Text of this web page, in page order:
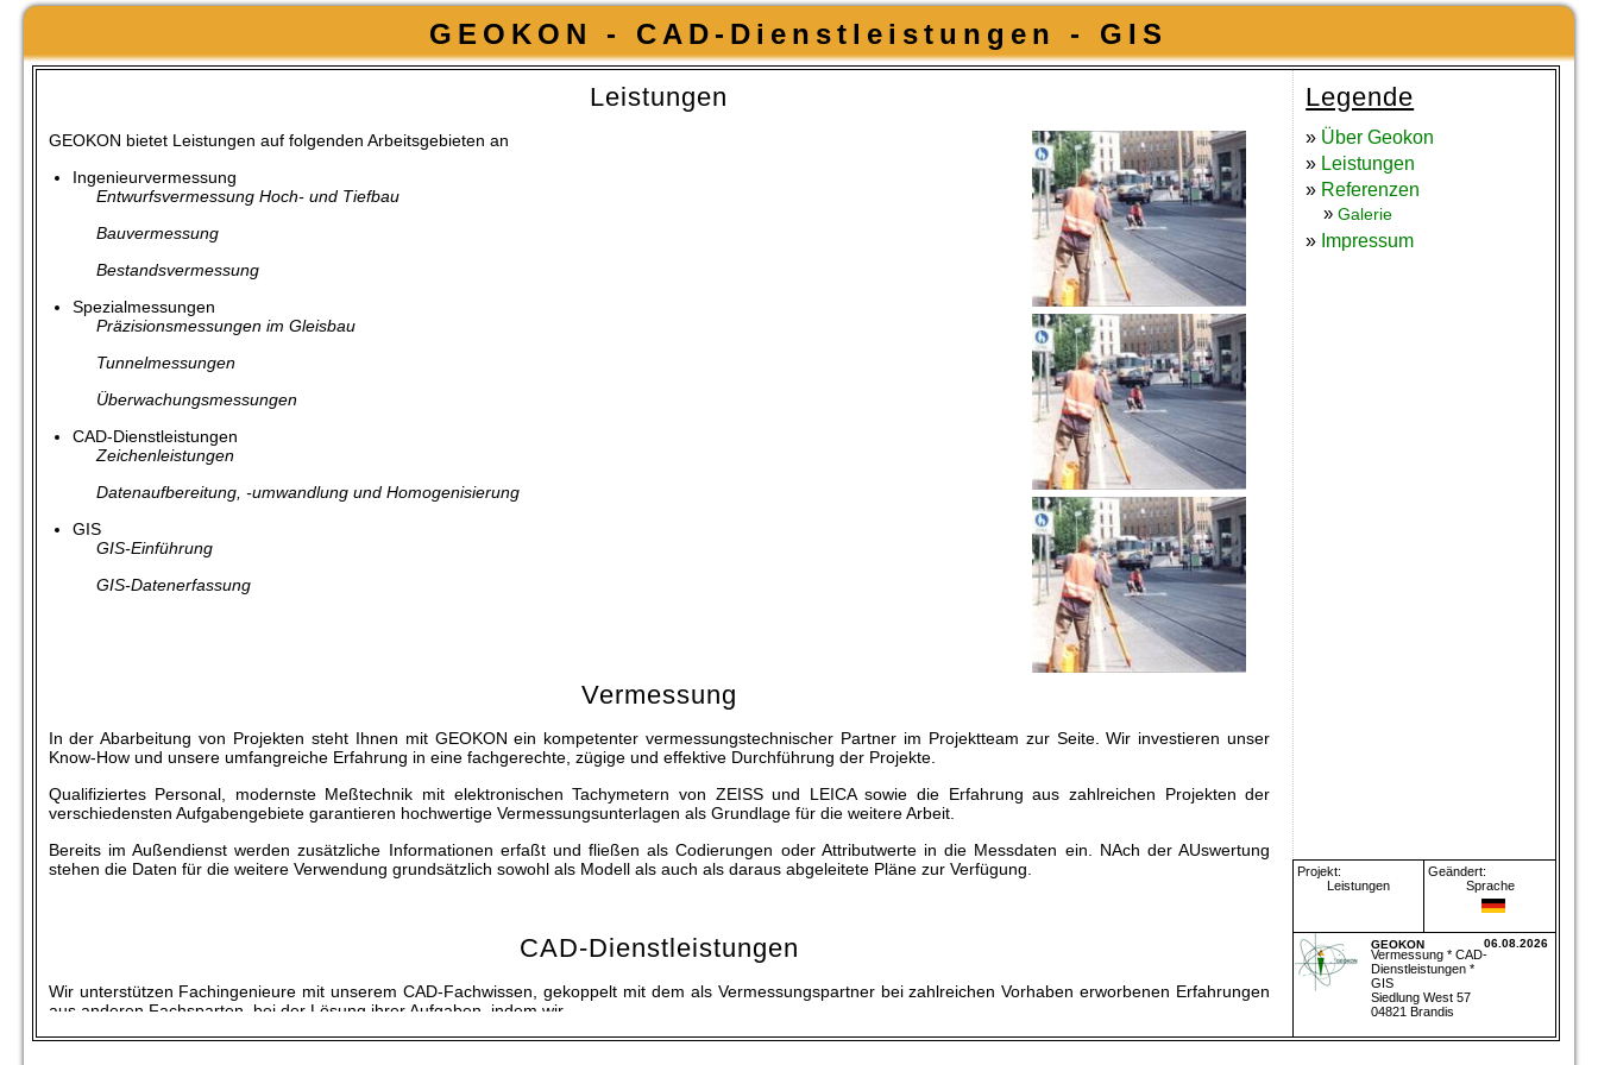
GEOKON - CAD-Dienstleistungen - GIS
Leistungen
GEOKON bietet Leistungen auf folgenden Arbeitsgebieten an
Ingenieurvermessung
Entwurfsvermessung Hoch- und Tiefbau
Bauvermessung
Bestandsvermessung
Spezialmessungen
Präzisionsmessungen im Gleisbau
Tunnelmessungen
Überwachungsmessungen
CAD-Dienstleistungen
Zeichenleistungen
Datenaufbereitung, -umwandlung und Homogenisierung
GIS
GIS-Einführung
GIS-Datenerfassung
Vermessung
In der Abarbeitung von Projekten steht Ihnen mit GEOKON ein kompetenter vermessungstechnischer Partner im Projektteam zur Seite. Wir investieren unser
Know-How und unsere umfangreiche Erfahrung in eine fachgerechte, zügige und effektive Durchführung der Projekte.
Qualifiziertes Personal, modernste Meßtechnik mit elektronischen Tachymetern von ZEISS und LEICA sowie die Erfahrung aus zahlreichen Projekten der
verschiedensten Aufgabengebiete garantieren hochwertige Vermessungsunterlagen als Grundlage für die weitere Arbeit.
Bereits im Außendienst werden zusätzliche Informationen erfaßt und fließen als Codierungen oder Attributwerte in die Messdaten ein. NAch der AUswertung
stehen die Daten für die weitere Verwendung grundsätzlich sowohl als Modell als auch als daraus abgeleitete Pläne zur Verfügung.
CAD-Dienstleistungen
Wir unterstützen Fachingenieure mit unserem CAD-Fachwissen, gekoppelt mit dem als Vermessungspartner bei zahlreichen Vorhaben erworbenen Erfahrungen
aus anderen Fachsparten, bei der Lösung ihrer Aufgaben, indem wir
Legende
» Über Geokon
» Leistungen
» Referenzen
»Galerie
» Impressum
Projekt:
Leistungen
Geändert:
Sprache
GEOKON 06.08.2026
Vermessung * CAD-
Dienstleistungen *
GIS
Siedlung West 57
04821 Brandis